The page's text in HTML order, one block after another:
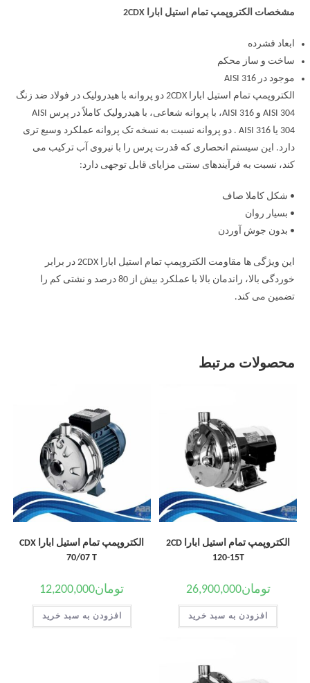
مشخصات الکتروپمپ تمام استیل ابارا 2CDX
ابعاد فشرده
ساخت و ساز محکم
موجود در AISI 316
الکتروپمپ تمام استیل ابارا 2CDX دو پروانه با هیدرولیک در فولاد ضد زنگ
AISI 304 و AISI 316، با پروانه شعاعی، با هیدرولیک کاملاً در پرس AISI
304 یا AISI 316 . دو پروانه نسبت به نسخه تک پروانه عملکرد وسیع تری
دارد. این سیستم انحصاری که قدرت پرس را با نیروی آب ترکیب می
کند، نسبت به فرآیندهای سنتی مزایای قابل توجهی دارد:
• شکل کاملا صاف
• بسیار روان
• بدون جوش آوردن
این ویژگی ها مقاومت الکتروپمپ تمام استیل ابارا 2CDX در برابر
خوردگی بالا، راندمان بالا با عملکرد بیش از 80 درصد و نشتی کم را
تضمین می کند.
محصولات مرتبط
الکتروپمپ تمام استیل ابارا 2CD
120-15T
تومان26,900,000
افزودن به سبد خرید
الکتروپمپ تمام استیل ابارا CDX
70/07 T
تومان12,200,000
افزودن به سبد خرید